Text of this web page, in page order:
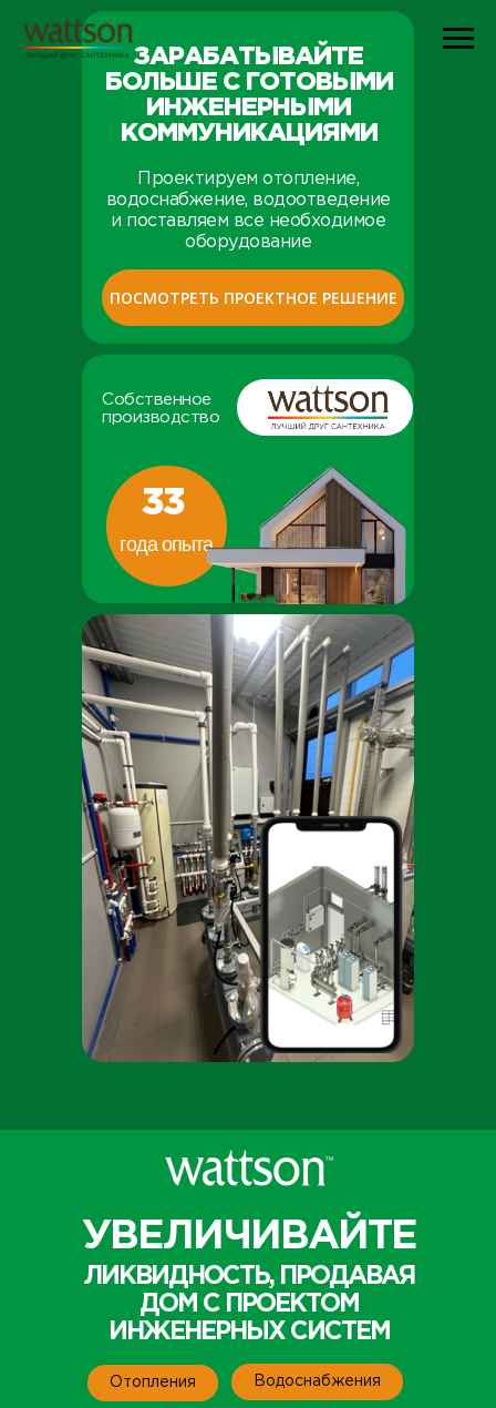
АКТИВИРОВАТЬ
ЗАРАБАТЫВАЙТЕ
БОЛЬШЕ С ГОТОВЫМИ
ИНЖЕНЕРНЫМИ
КОММУНИКАЦИЯМИ
Проектируем отопление,
водоснабжение, водоотведение
и поставляем все необходимое
оборудование
Собственное
производство
33
года опыта
ПОСМОТРЕТЬ ПРОЕКТНОЕ РЕШЕНИЕ
ЛИКВИДНОСТЬ, ПРОДАВАЯ
ДОМ С ПРОЕКТОМ
ИНЖЕНЕРНЫХ СИСТЕМ
УВЕЛИЧИВАЙТЕ
Отопления Водоснабжения